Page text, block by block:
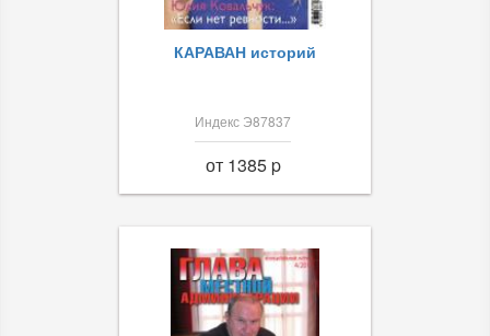
КАРАВАН историй
Индекс Э87837
от 1385 p